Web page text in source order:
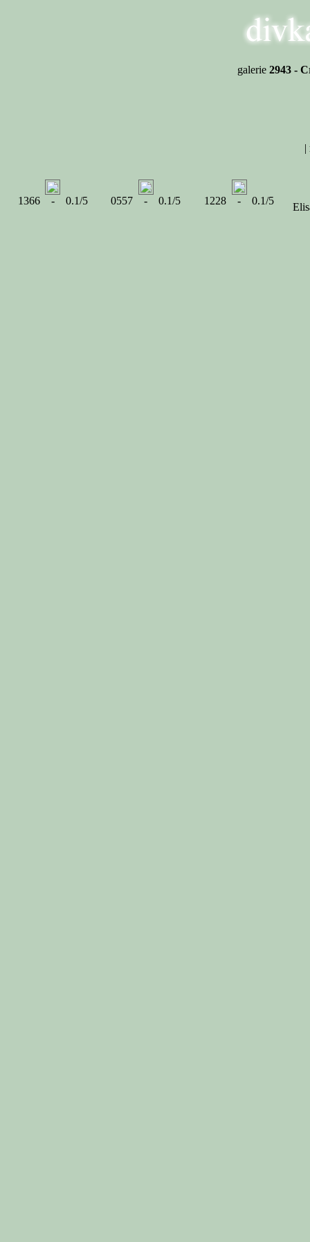
galerie 2943 -
|
1366 - 0.1/5 0557 - 0.1/5 1228 - 0.1/5